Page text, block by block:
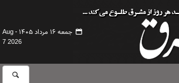
جمعه ۱۶ مرداد ۱۴۰۵ -
Aug
7 2026